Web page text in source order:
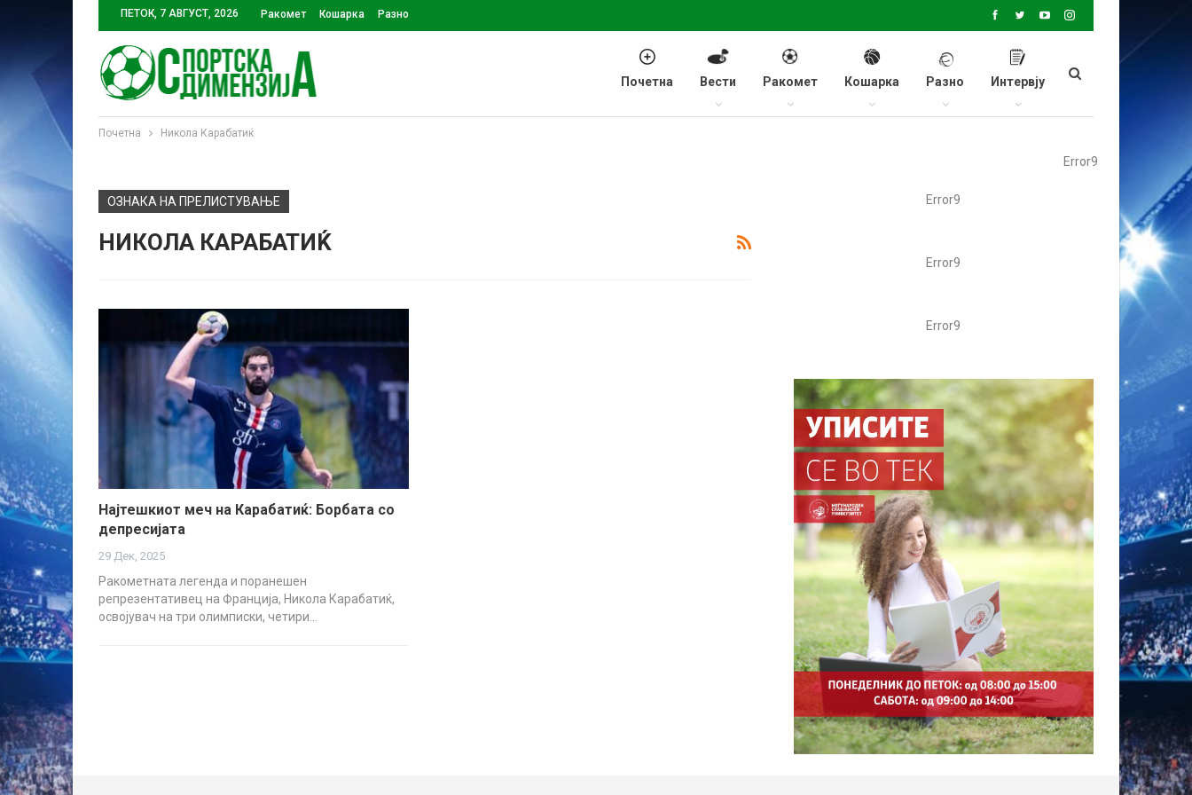
ПЕТОК, 7 АВГУСТ, 2026 Ракомет Кошарка Разно
Почетна Вести Ракомет Кошарка Разно Интервју
Почетна Никола Карабатиќ
Error9
ОЗНАКА НА ПРЕЛИСТУВАЊЕ
НИКОЛА КАРАБАТИЌ
Најтешкиот меч на Карабатиќ: Борбата со
депресијата
29 Дек, 2025
Ракометната легенда и поранешен
репрезентативец на Франција, Никола Карабатиќ,
освојувач на три олимписки, четири…
Error9
Error9
Error9